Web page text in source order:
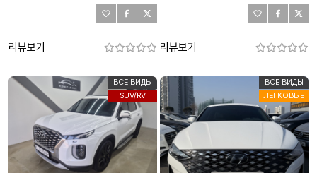
리뷰보기 리뷰보기
ВСЕ ВИДЫ
SUV/RV
ВСЕ ВИДЫ
ЛЕГКОВЫЕ